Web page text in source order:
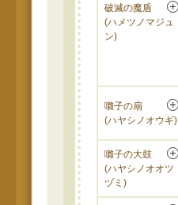
破滅の魔盾
(ハメツノマジュ
ン)
囃子の扇
(ハヤシノオウギ)
囃子の大鼓
(ハヤシノオオツ
ヅミ)